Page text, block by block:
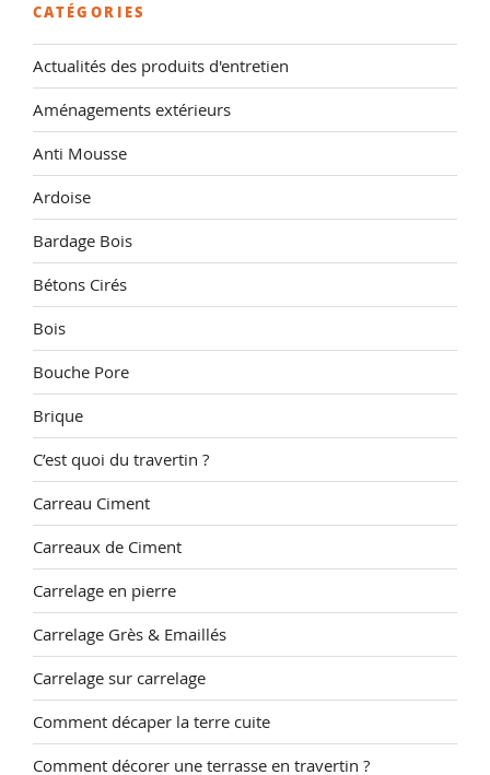
CATÉGORIES
Actualités des produits d'entretien
Aménagements extérieurs
Anti Mousse
Ardoise
Bardage Bois
Bétons Cirés
Bois
Bouche Pore
Brique
C’est quoi du travertin ?
Carreau Ciment
Carreaux de Ciment
Carrelage en pierre
Carrelage Grès & Emaillés
Carrelage sur carrelage
Comment décaper la terre cuite
Comment décorer une terrasse en travertin ?